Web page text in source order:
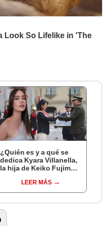
¿Quién es y a qué se
dedica Kyara Villanella,
la hija de Keiko Fujimori
nivel nacional?
LEER MÁS